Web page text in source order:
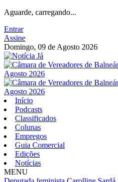
Aguarde, carregando...
Entrar
Assine
Domingo, 09 de Agosto 2026
Início
Podcasts
Classificados
Colunas
Empregos
Guia Comercial
Edições
Notícias
MENU